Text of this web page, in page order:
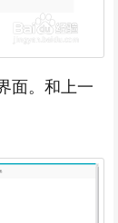
面。和上一